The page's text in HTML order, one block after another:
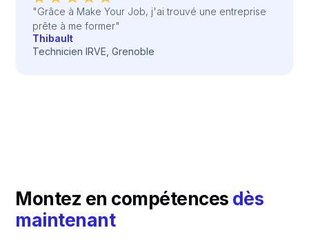
"Grâce à Make Your Job, j'ai trouvé une entreprise
prête à me former"
Thibault
Technicien IRVE, Grenoble
Montez en compétences dès
maintenant